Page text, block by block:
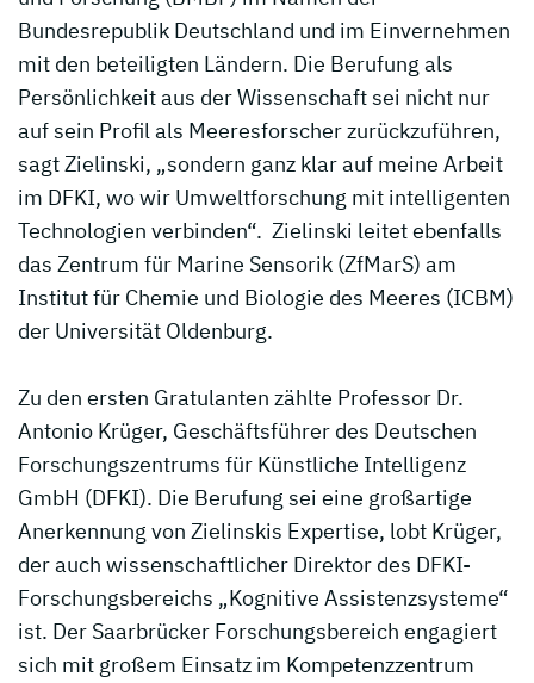
Bundesrepublik Deutschland und im Einvernehmen
mit den beteiligten Ländern. Die Berufung als
Persönlichkeit aus der Wissenschaft sei nicht nur
auf sein Profil als Meeresforscher zurückzuführen,
sagt Zielinski, „sondern ganz klar auf meine Arbeit
im DFKI, wo wir Umweltforschung mit intelligenten
Technologien verbinden“. Zielinski leitet ebenfalls
das Zentrum für Marine Sensorik (ZfMarS) am
Institut für Chemie und Biologie des Meeres (ICBM)
der Universität Oldenburg.
Zu den ersten Gratulanten zählte Professor Dr.
Antonio Krüger, Geschäftsführer des Deutschen
Forschungszentrums für Künstliche Intelligenz
GmbH (DFKI). Die Berufung sei eine großartige
Anerkennung von Zielinskis Expertise, lobt Krüger,
der auch wissenschaftlicher Direktor des DFKI-
Forschungsbereichs „Kognitive Assistenzsysteme“
ist. Der Saarbrücker Forschungsbereich engagiert
sich mit großem Einsatz im Kompetenzzentrum